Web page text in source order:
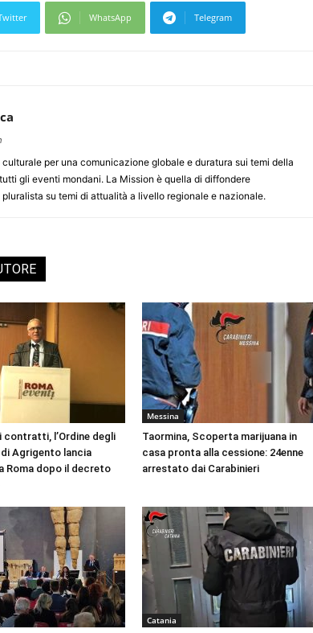
WhatsApp Telegram
per una comunicazione globale e duratura sui temi della
gli eventi mondani. La Mission è quella di diffondere
su temi di attualità a livello regionale e nazionale.
contratti, l’Ordine degli
Agrigento lancia
Roma dopo il decreto
Messina
Taormina, Scoperta marijuana in
casa pronta alla cessione: 24enne
arrestato dai Carabinieri
Catania